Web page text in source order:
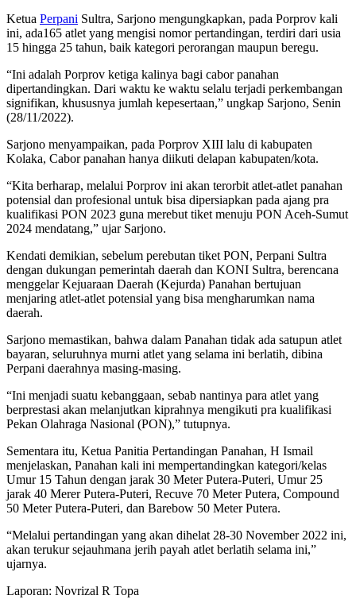
Ketua Perpani Sultra, Sarjono mengungkapkan, pada Porprov kali
ini, ada165 atlet yang mengisi nomor pertandingan, terdiri dari usia
15 hingga 25 tahun, baik kategori perorangan maupun beregu.
“Ini adalah Porprov ketiga kalinya bagi cabor panahan
dipertandingkan. Dari waktu ke waktu selalu terjadi perkembangan
signifikan, khususnya jumlah kepesertaan,” ungkap Sarjono, Senin
(28/11/2022).
Sarjono menyampaikan, pada Porprov XIII lalu di kabupaten
Kolaka, Cabor panahan hanya diikuti delapan kabupaten/kota.
“Kita berharap, melalui Porprov ini akan terorbit atlet-atlet panahan
potensial dan profesional untuk bisa dipersiapkan pada ajang pra
kualifikasi PON 2023 guna merebut tiket menuju PON Aceh-Sumut
2024 mendatang,” ujar Sarjono.
Kendati demikian, sebelum perebutan tiket PON, Perpani Sultra
dengan dukungan pemerintah daerah dan KONI Sultra, berencana
menggelar Kejuaraan Daerah (Kejurda) Panahan bertujuan
menjaring atlet-atlet potensial yang bisa mengharumkan nama
daerah.
Sarjono memastikan, bahwa dalam Panahan tidak ada satupun atlet
bayaran, seluruhnya murni atlet yang selama ini berlatih, dibina
Perpani daerahnya masing-masing.
“Ini menjadi suatu kebanggaan, sebab nantinya para atlet yang
berprestasi akan melanjutkan kiprahnya mengikuti pra kualifikasi
Pekan Olahraga Nasional (PON),” tutupnya.
Sementara itu, Ketua Panitia Pertandingan Panahan, H Ismail
menjelaskan, Panahan kali ini mempertandingkan kategori/kelas
Umur 15 Tahun dengan jarak 30 Meter Putera-Puteri, Umur 25
jarak 40 Merer Putera-Puteri, Recuve 70 Meter Putera, Compound
50 Meter Putera-Puteri, dan Barebow 50 Meter Putera.
“Melalui pertandingan yang akan dihelat 28-30 November 2022 ini,
akan terukur sejauhmana jerih payah atlet berlatih selama ini,”
ujarnya.
Laporan: Novrizal R Topa